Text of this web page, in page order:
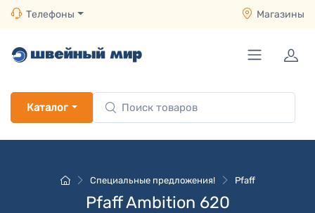
Телефоны Магазины
Каталог
Специальные предложения! Pfaff
Pfaff Ambition 620